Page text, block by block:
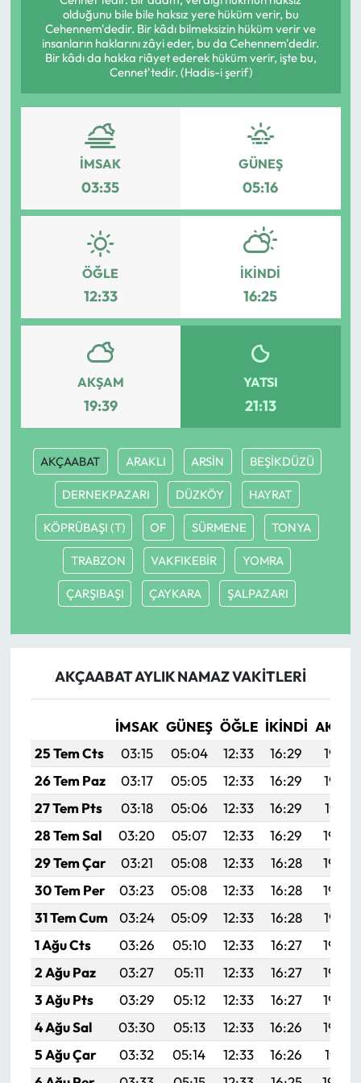
olduğunu bile bile haksız yere hüküm verir, bu
Cehennem'dedir. Bir kâdı bilmeksizin hüküm verir ve
insanların haklarını zâyi eder, bu da Cehennem'dedir.
Bir kâdı da hakka riâyet ederek hüküm verir, işte bu,
Cennet'tedir. (Hadis-i şerif)
İMSAK
03:35
GÜNEŞ
05:16
ÖĞLE
12:33
İKINDI
16:25
AKŞAM
19:39
YATSI
21:13
AKÇAABAT ARAKLI ARSİN BEŞİKDÜZÜ
DERNEKPAZARI DÜZKÖY HAYRAT
KÖPRÜBAŞI (T) OF SÜRMENE TONYA
TRABZON VAKFIKEBİR YOMRA
ÇARŞIBAŞI ÇAYKARA ŞALPAZARI
AKÇAABAT AYLIK NAMAZ VAKITLERI
İMSAK GÜNEŞ ÖĞLE İKINDI
25 Tem Cts
03:15 05:04 12:33 16:29
19:53
26 Tem Paz
03:17 05:05 12:33 16:29
19:52
27 Tem Pts
03:18 05:06 12:33 16:29
19:51
28 Tem Sal
03:20 05:07 12:33 16:29
19:50
29 Tem Çar
03:21 05:08 12:33 16:28
19:49
30 Tem Per
03:23 05:08 12:33 16:28
19:48
31 Tem Cum
03:24 05:09 12:33 16:28
19:47
1 Ağu Cts
03:26 05:10 12:33 16:27
19:46
2 Ağu Paz
03:27 05:11 12:33 16:27
19:45
3 Ağu Pts
03:29 05:12 12:33 16:27
19:44
4 Ağu Sal
03:30 05:13 12:33 16:26
19:43
5 Ağu Çar
03:32 05:14 12:33 16:26
19:41
Eğitim
Güncel
İskilip Haberleri
Kargı Haberleri
Kimdir?
Kültür Sanat
Laçin Haberleri
Magazin
Mecitözü Haberleri
Ortaköy Haberleri
Osmancık Haberleri
Otomotiv
Resmi İlan
Sağlık
Spor
Sungurlu Haberleri
Turizm
Uğurludağ Haberleri
Yaşam
Yayla Haber
Yemek Tarifleri
Yerel Haberler